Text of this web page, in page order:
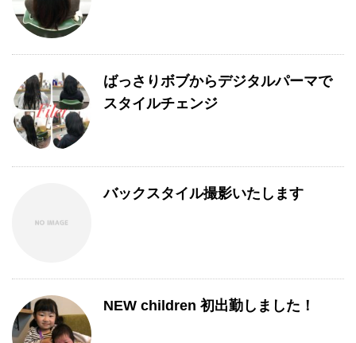
ばっさりボブからデジタルパーマで
スタイルチェンジ
バックスタイル撮影いたします
NEW children 初出勤しました！